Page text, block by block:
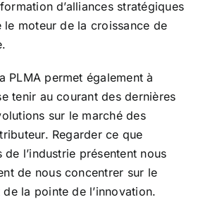
d’alliances stratégiques
le moteur de la croissance de
PLMA permet également à
tenir au courant des dernières
sur le marché des
Regarder ce que
de l’industrie présentent nous
de nous concentrer sur le
la pointe de l’innovation.